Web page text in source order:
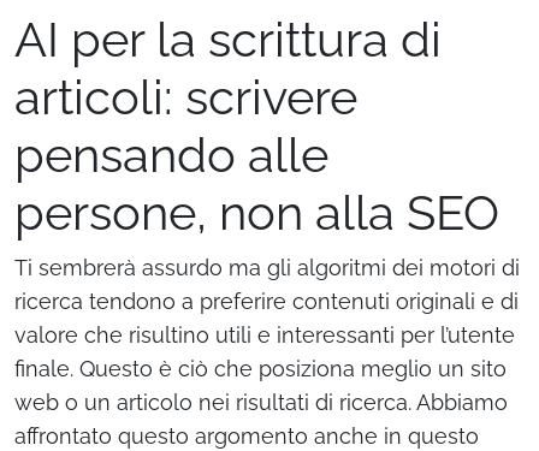
AI per la scrittura di
articoli: scrivere
pensando alle
persone, non alla SEO
Ti sembrerà assurdo ma gli algoritmi dei motori di
ricerca tendono a preferire contenuti originali e di
valore che risultino utili e interessanti per l’utente
finale. Questo è ciò che posiziona meglio un sito
web o un articolo nei risultati di ricerca. Abbiamo
affrontato questo argomento anche in questo